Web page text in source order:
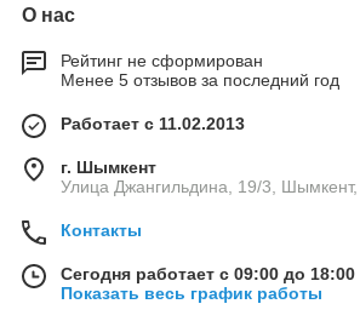
О нас
Рейтинг не сформирован
Менее 5 отзывов за последний год
Работает с 11.02.2013
г. Шымкент
Улица Джангильдина, 19/3, Шымкент,
Контакты
Сегодня работает с 09:00 до 18:00
Показать весь график работы